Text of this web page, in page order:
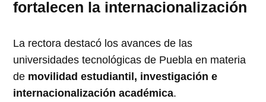
fortalecen la internacionalización
La rectora destacó los avances de las
universidades tecnológicas de Puebla en materia
de movilidad estudiantil, investigación e
internacionalización académica.